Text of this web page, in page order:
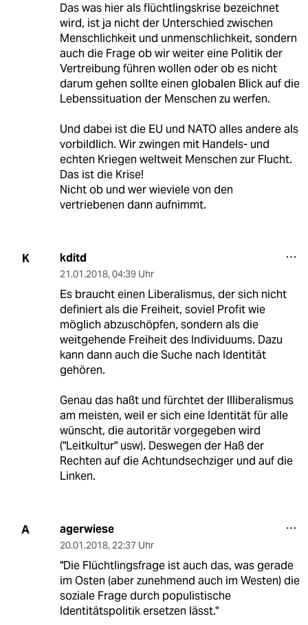
Das was hier als flüchtlingskrise bezeichnet
wird, ist ja nicht der Unterschied zwischen
Menschlichkeit und unmenschlichkeit, sondern
auch die Frage ob wir weiter eine Politik der
Vertreibung führen wollen oder ob es nicht
darum gehen sollte einen globalen Blick auf die
Lebenssituation der Menschen zu werfen.
Und dabei ist die EU und NATO alles andere als
vorbildlich. Wir zwingen mit Handels- und
echten Kriegen weltweit Menschen zur Flucht.
Das ist die Krise!
Nicht ob und wer wieviele von den
vertriebenen dann aufnimmt.
K kditd
21.01.2018, 04:39 Uhr
Es braucht einen Liberalismus, der sich nicht
definiert als die Freiheit, soviel Profit wie
möglich abzuschöpfen, sondern als die
weitgehende Freiheit des Individuums. Dazu
kann dann auch die Suche nach Identität
gehören.
Genau das haßt und fürchtet der Illiberalismus
am meisten, weil er sich eine Identität für alle
wünscht, die autoritär vorgegeben wird
("Leitkultur" usw). Deswegen der Haß der
Rechten auf die Achtundsechziger und auf die
Linken.
A agerwiese
20.01.2018, 22:37 Uhr
"Die Flüchtlingsfrage ist auch das, was gerade
im Osten (aber zunehmend auch im Westen) die
soziale Frage durch populistische
Identitätspolitik ersetzen lässt."